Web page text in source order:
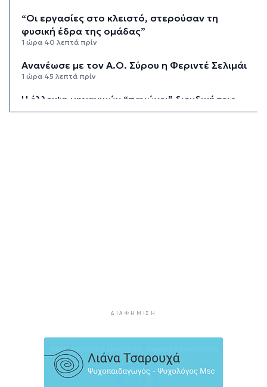
“Οι εργασίες στο κλειστό, στερούσαν τη
φυσική έδρα της ομάδας”
1 ώρα 40 λεπτά πρίν
Ανανέωσε με τον Α.Ο. Σύρου η Φεριντέ Σελιμάι
1 ώρα 45 λεπτά πρίν
Η έλλειψη μηχανικών “παγώνει” διεκδικήσεις
χρηματοδοτήσεων και έργα
ΔΙΑΦΉΜΙΣΗ